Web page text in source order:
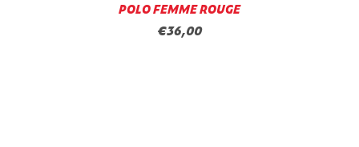
POLO FEMME ROUGE
€36,00